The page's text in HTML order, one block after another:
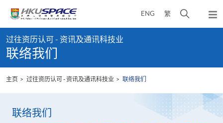
content
ENG 繁
开
弹
出
content
start
过往资历认可 - 资讯及通讯科技业
联络我们
主页 过往资历认可 - 资讯及通讯科技业 联络我们
联络我们